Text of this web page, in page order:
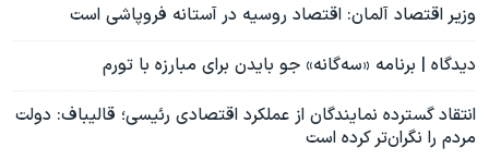
وزیر اقتصاد آلمان:‌ اقتصاد روسیه در آستانه فروپاشی است
دیدگاه | برنامه «سه‌‌گانه» جو بایدن برای مبارزه با تورم
انتقاد گسترده نمایندگان از عملکرد اقتصادی رئیسی؛ قالیباف: دولت
مردم را نگران‌تر کرده است